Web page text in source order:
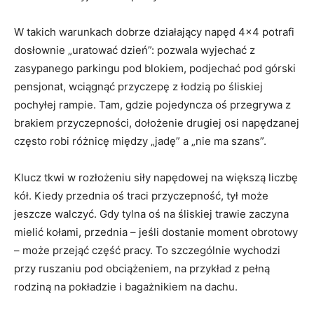
W takich warunkach dobrze działający napęd 4×4 potrafi
dosłownie „uratować dzień”: pozwala wyjechać z
zasypanego parkingu pod blokiem, podjechać pod górski
pensjonat, wciągnąć przyczepę z łodzią po śliskiej
pochyłej rampie. Tam, gdzie pojedyncza oś przegrywa z
brakiem przyczepności, dołożenie drugiej osi napędzanej
często robi różnicę między „jadę” a „nie ma szans”.
Klucz tkwi w rozłożeniu siły napędowej na większą liczbę
kół. Kiedy przednia oś traci przyczepność, tył może
jeszcze walczyć. Gdy tylna oś na śliskiej trawie zaczyna
mielić kołami, przednia – jeśli dostanie moment obrotowy
– może przejąć część pracy. To szczególnie wychodzi
przy ruszaniu pod obciążeniem, na przykład z pełną
rodziną na pokładzie i bagażnikiem na dachu.